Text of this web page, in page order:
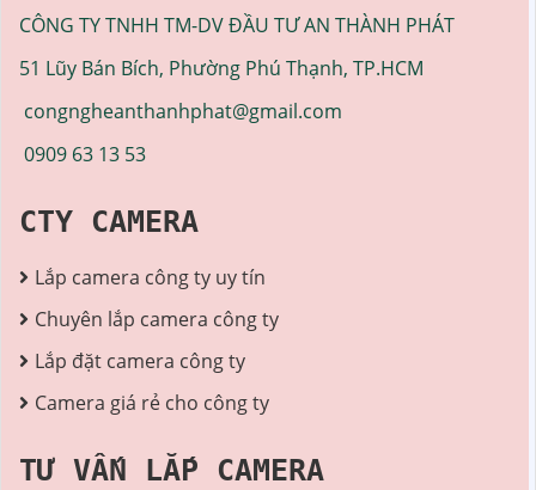
CÔNG TY TNHH TM-DV ĐẦU TƯ AN THÀNH PHÁT
51 Lũy Bán Bích, Phường Phú Thạnh, TP.HCM
congngheanthanhphat@gmail.com
0909 63 13 53
CTY CAMERA
Lắp camera công ty uy tín
Chuyên lắp camera công ty
Lắp đặt camera công ty
Camera giá rẻ cho công ty
TƯ VẤN LẮP CAMERA